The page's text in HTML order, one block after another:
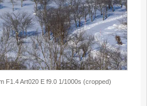
F1.4 Art020 E f9.0 1/1000s (cropped)